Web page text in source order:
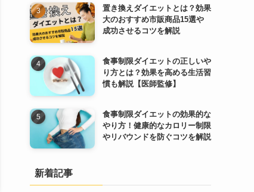
置き換えダイエットとは？効果
大のおすすめ市販商品15選や
成功させるコツを解説
食事制限ダイエットの正しいや
り方とは？効果を高める生活習
慣も解説【医師監修】
食事制限ダイエットの効果的な
やり方！健康的なカロリー制限
やリバウンドを防ぐコツを解説
新着記事